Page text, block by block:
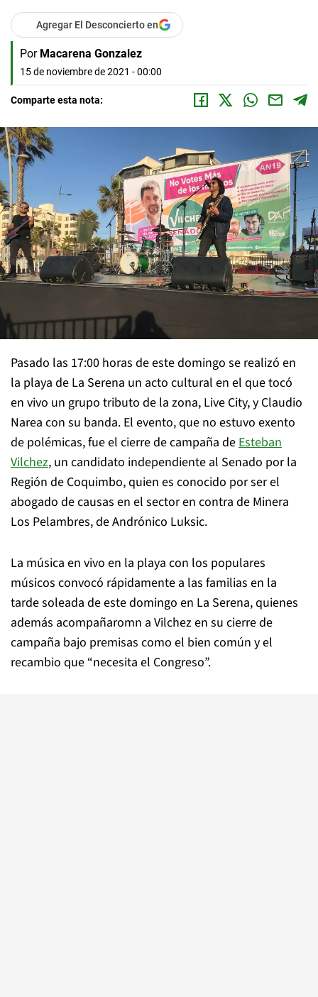
Agregar El Desconcierto en
Por Macarena Gonzalez
15 de noviembre de 2021 - 00:00
Comparte esta nota:
Pasado las 17:00 horas de este domingo se realizó en
la playa de La Serena un acto cultural en el que tocó
en vivo un grupo tributo de la zona, Live City, y Claudio
Narea con su banda. El evento, que no estuvo exento
de polémicas, fue el cierre de campaña de Esteban
Vilchez, un candidato independiente al Senado por la
Región de Coquimbo, quien es conocido por ser el
abogado de causas en el sector en contra de Minera
Los Pelambres, de Andrónico Luksic.
La música en vivo en la playa con los populares
músicos convocó rápidamente a las familias en la
tarde soleada de este domingo en La Serena, quienes
además acompañaromn a Vilchez en su cierre de
campaña bajo premisas como el bien común y el
recambio que “necesita el Congreso”.